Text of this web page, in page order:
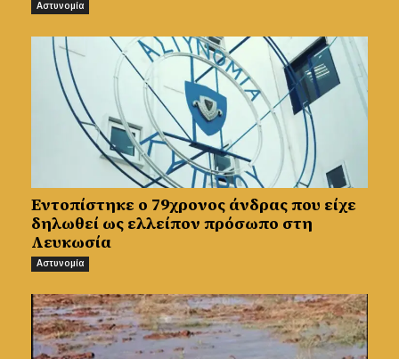
Αστυνομία
Εντοπίστηκε ο 79χρονος άνδρας που είχε
δηλωθεί ως ελλείπον πρόσωπο στη
Λευκωσία
Αστυνομία